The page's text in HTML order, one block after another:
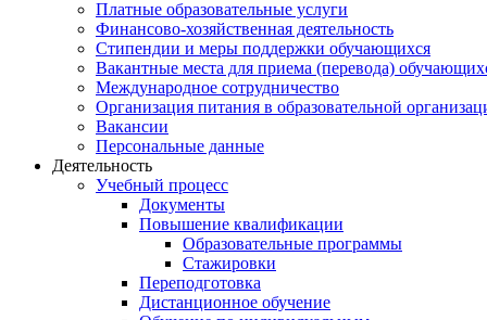
Платные образовательные услуги
Финансово-хозяйственная деятельность
Стипендии и меры поддержки обучающихся
Вакантные места для приема (перевода)
Международное сотрудничество
Организация питания в образовательной
Вакансии
Персональные данные
Деятельность
Учебный процесс
Документы
Повышение квалификации
Образовательные программы
Стажировки
Переподготовка
Дистанционное обучение